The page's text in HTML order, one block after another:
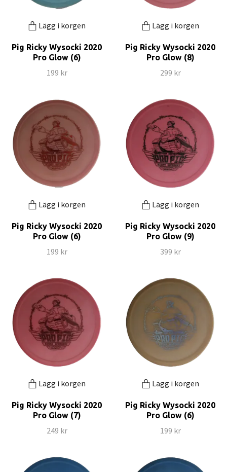
Lägg i korgen
Pig Ricky Wysocki 2020
Pro Glow (6)
199 kr
Lägg i korgen
Pig Ricky Wysocki 2020
Pro Glow (8)
299 kr
Lägg i korgen
Pig Ricky Wysocki 2020
Pro Glow (6)
199 kr
Lägg i korgen
Pig Ricky Wysocki 2020
Pro Glow (9)
399 kr
Lägg i korgen
Pig Ricky Wysocki 2020
Pro Glow (7)
249 kr
Lägg i korgen
Pig Ricky Wysocki 2020
Pro Glow (6)
199 kr